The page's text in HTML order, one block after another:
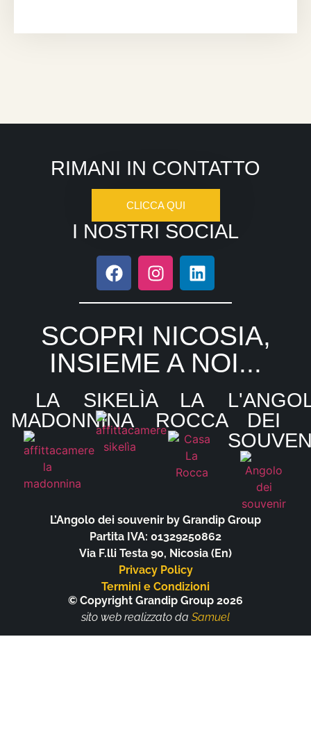
RIMANI IN CONTATTO
CLICCA QUI
I NOSTRI SOCIAL
SCOPRI NICOSIA,
INSIEME A NOI...
LA
MADONNINA
SIKELÌA
LA
ROCCA
DEI
L’Angolo dei souvenir by Grandip Group
Partita IVA: 01329250862
Via F.lli Testa 90, Nicosia (En)
Privacy Policy
Termini e Condizioni
© Copyright Grandip Group 2026
sito web realizzato da Samuel